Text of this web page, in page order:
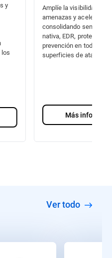
y
Amplíe la visibilidad de
amenazas y acelere la
consolidando sensores
nativa, EDR, protección y
prevención en todas las
superficies de ataque.
Más
Ver todo